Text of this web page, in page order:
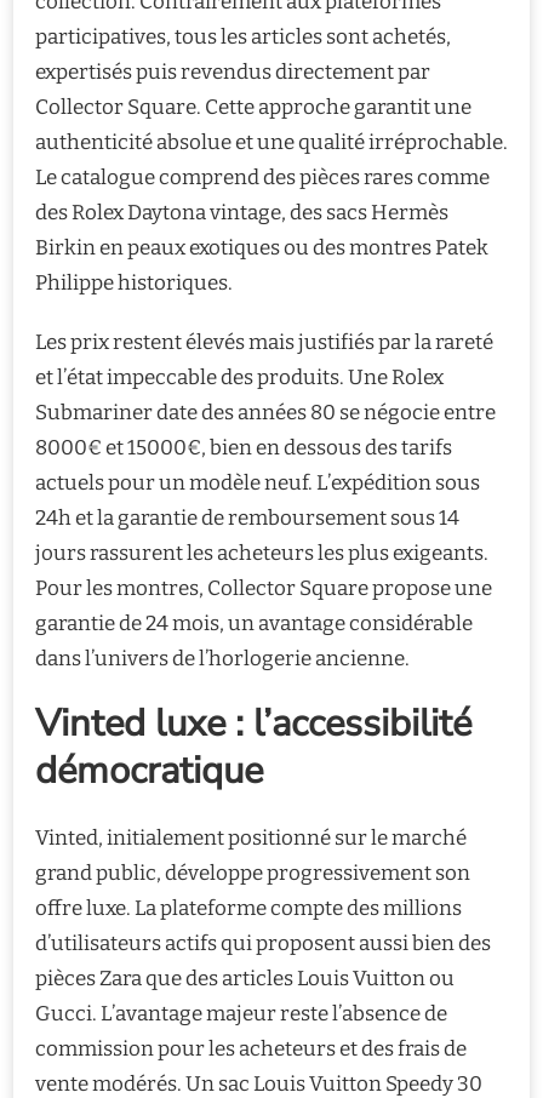
participatives, tous les articles sont achetés,
expertisés puis revendus directement par
Collector Square. Cette approche garantit une
authenticité absolue et une qualité irréprochable.
Le catalogue comprend des pièces rares comme
des Rolex Daytona vintage, des sacs Hermès
Birkin en peaux exotiques ou des montres Patek
Philippe historiques.
Les prix restent élevés mais justifiés par la rareté
et l’état impeccable des produits. Une Rolex
Submariner date des années 80 se négocie entre
8000€ et 15000€, bien en dessous des tarifs
actuels pour un modèle neuf. L’expédition sous
24h et la garantie de remboursement sous 14
jours rassurent les acheteurs les plus exigeants.
Pour les montres, Collector Square propose une
garantie de 24 mois, un avantage considérable
dans l’univers de l’horlogerie ancienne.
Vinted luxe : l’accessibilité
démocratique
Vinted, initialement positionné sur le marché
grand public, développe progressivement son
offre luxe. La plateforme compte des millions
d’utilisateurs actifs qui proposent aussi bien des
pièces Zara que des articles Louis Vuitton ou
Gucci. L’avantage majeur reste l’absence de
commission pour les acheteurs et des frais de
vente modérés. Un sac Louis Vuitton Speedy 30